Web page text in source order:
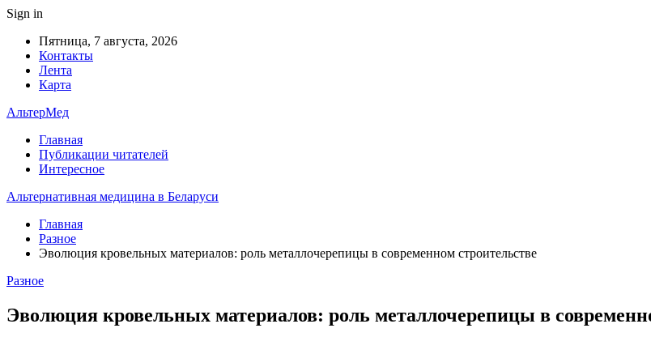
Sign in
Пятница, 7 августа, 2026
Контакты
Лента
Карта
АльтерМед
Главная
Публикации читателей
Интересное
Альтернативная медицина в Беларуси
Главная
Разное
Эволюция кровельных материалов: роль металлочерепицы в современном строительстве
Разное
Эволюция кровельных материалов: роль металлочерепицы в